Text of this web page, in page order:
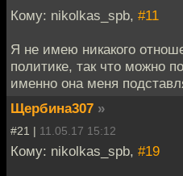
Кому: nikolkas_spb, #11
Я не имею никакого
политике, так что можно
именно она меня
Щербина307 »
#21 | 11.05.17 15:12
Кому: nikolkas_spb, #19